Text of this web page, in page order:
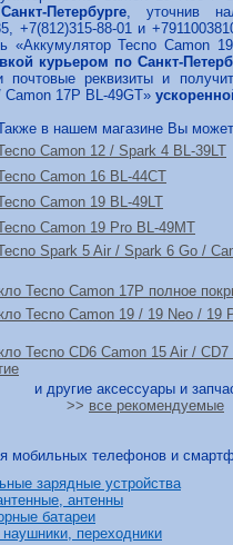
Петербурге , уточнив
+7(812)315-88-01 и
«Аккумулятор Tecno Camon
курьером по Санкт-
реквизиты и
Camon 17P BL-49GT»
в нашем магазине Вы
Camon 12 / Spark 4 BL-39LT
Camon 16 BL-44CT
Camon 19 BL-49LT
Camon 19 Pro BL-49MT
Spark 5 Air / Spark 6 Go /
Tecno Camon 17P полное
Tecno Camon 19 / 19 Neo / 19
Tecno CD6 Camon 15 Air / CD7
и другие аксессуары и
>> все рекомендуемые
мобильных телефонов и
зарядные устройства
антенны
батареи
наушники, переходники